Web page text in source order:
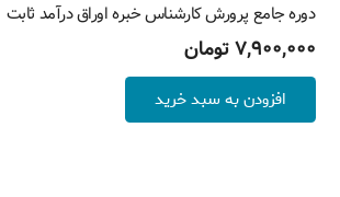
دوره جامع پرورش کارشناس خبره اوراق درآمد ثابت
۷,۹۰۰,۰۰۰تومان
افزودن به سبد خرید